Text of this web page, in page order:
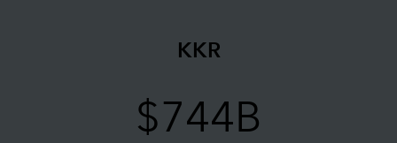
KKR
$744B